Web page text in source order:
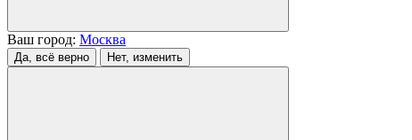
Ваш город: Москва
Да, всё верно Нет, изменить